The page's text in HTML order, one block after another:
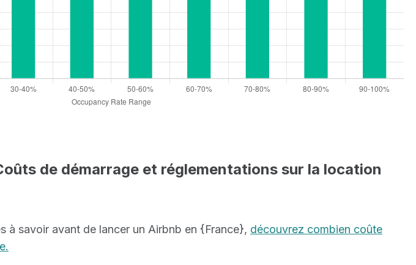
de démarrage et réglementations sur la location
à savoir avant de lancer un Airbnb en {France}, découvrez combien coûte